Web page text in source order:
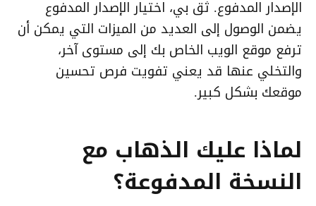
الإصدار المدفوع. ثق بي، اختيار الإصدار المدفوع
يضمن الوصول إلى العديد من الميزات التي يمكن أن
ترفع موقع الويب الخاص بك إلى مستوى آخر،
والتخلي عنها قد يعني تفويت فرص تحسين
موقعك بشكل كبير.
لماذا عليك الذهاب مع
النسخة المدفوعة؟